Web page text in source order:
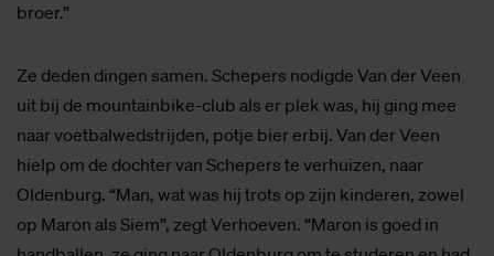
broer.”
Ze deden dingen samen. Schepers nodigde Van der Veen
uit bij de mountainbike-club als er plek was, hij ging mee
naar voetbalwedstrijden, potje bier erbij. Van der Veen
hielp om de dochter van Schepers te verhuizen, naar
Oldenburg. “Man, wat was hij trots op zijn kinderen, zowel
op Maron als Siem”, zegt Verhoeven. “Maron is goed in